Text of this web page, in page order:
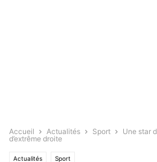
Accueil Actualités Sport
Une star
d’extrême droite
Actualités Sport